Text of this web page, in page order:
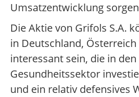
Umsatzentwicklung
Die Aktie von Grifols S.A.
in Deutschland,
interessant sein, die in den
Gesundheitssektor
und ein relativ defensives